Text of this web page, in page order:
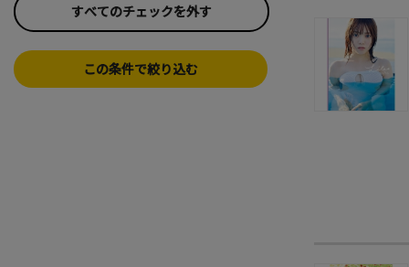
すべてのチェックを外す
この条件で絞り込む